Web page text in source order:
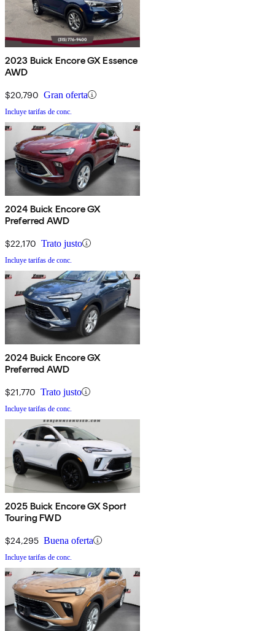
2023 Buick Encore GX Essence
AWD
$20,790 Gran oferta
Incluye tarifas de conc.
2024 Buick Encore GX
Preferred AWD
$22,170 Trato justo
Incluye tarifas de conc.
2024 Buick Encore GX
Preferred AWD
$21,770 Trato justo
Incluye tarifas de conc.
2025 Buick Encore GX Sport
Touring FWD
$24,295 Buena oferta
Incluye tarifas de conc.